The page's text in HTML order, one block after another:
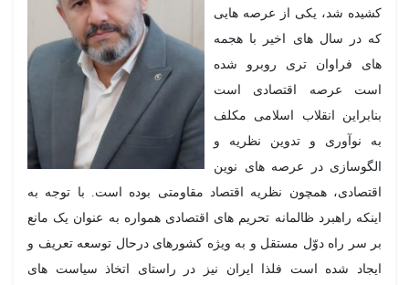
کشیده شد، یکی از عرصه هایی
که در سال های اخیر با هجمه
های فراوان تری روبرو شده
است عرصه اقتصادی است
بنابراین انقلاب اسلامی مکلف
به نوآوری و تدوین نظریه و
الگوسازی در عرصه های نوین
اقتصادی، همچون نظریه اقتصاد مقاومتی بوده است. با توجه به
اینکه راهبرد ظالمانه تحریم های اقتصادی همواره به عنوان یک مانع
بر سر راه دوّل مستقل و به ویژه کشورهای درحال توسعه تعریف و
ایجاد شده است فلذا ایران نیز در راستای اتخاذ سیاست های